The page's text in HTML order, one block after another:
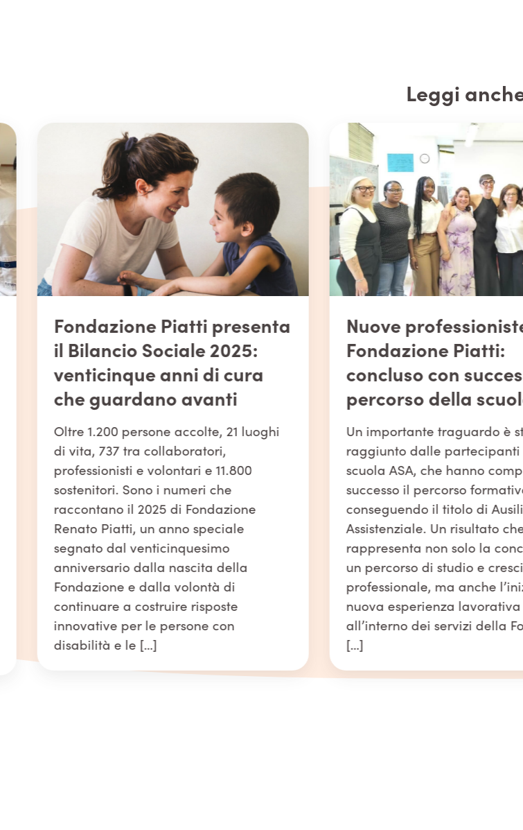
Leggi
Fondazione Piatti presenta
il Bilancio Sociale 2025:
venticinque anni di cura
che guardano avanti
Oltre 1.200 persone accolte, 21 luoghi
di vita, 737 tra collaboratori,
professionisti e volontari e 11.800
sostenitori. Sono i numeri che
raccontano il 2025 di Fondazione
Renato Piatti, un anno speciale
segnato dal venticinquesimo
anniversario dalla nascita della
Fondazione e dalla volontà di
continuare a costruire risposte
innovative per le persone con
disabilità e le […]
Nuove
Fondazione Piatti:
concluso con
percorso della
Un importante traguardo è
raggiunto dalle partecipanti
scuola ASA, che hanno
successo il percorso
conseguendo il titolo di
Assistenziale. Un risultato
rappresenta non solo la
un percorso di studio e
professionale, ma anche
nuova esperienza lavorativa
all’interno dei servizi della
[…]